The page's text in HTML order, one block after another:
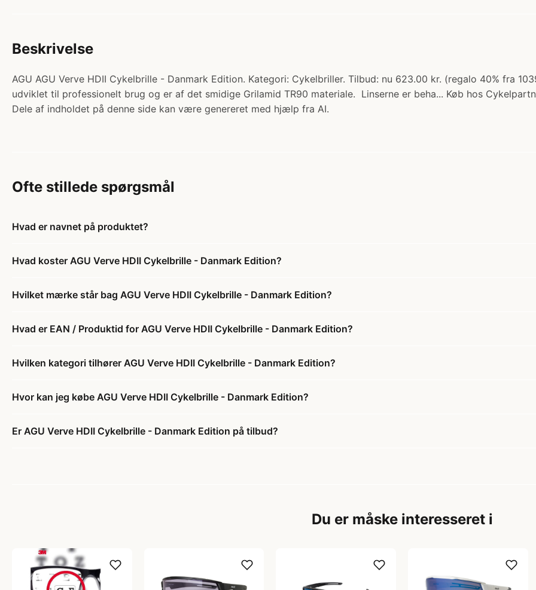
Beskrivelse
AGU AGU Verve HDII Cykelbrille - Danmark Edition. Kategori: Cykelbriller. Tilbud: nu 623.00 kr. (regalo 40% fra
udviklet til professionelt brug og er af det smidige Grilamid TR90 materiale. Linserne er beha... Køb hos
Dele af indholdet på denne side kan være genereret med hjælp fra AI.
Ofte stillede spørgsmål
Hvad er navnet på produktet?
Hvad koster AGU Verve HDII Cykelbrille - Danmark Edition?
Hvilket mærke står bag AGU Verve HDII Cykelbrille - Danmark Edition?
Hvad er EAN / Produktid for AGU Verve HDII Cykelbrille - Danmark Edition?
Hvilken kategori tilhører AGU Verve HDII Cykelbrille - Danmark Edition?
Hvor kan jeg købe AGU Verve HDII Cykelbrille - Danmark Edition?
Er AGU Verve HDII Cykelbrille - Danmark Edition på tilbud?
Du er måske interesseret i